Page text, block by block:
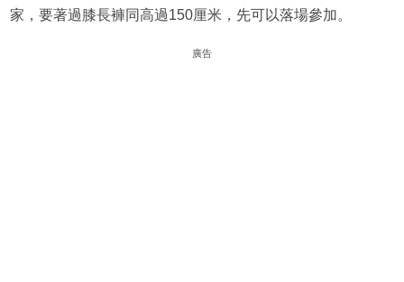
家，要著過膝長褲同高過150厘米，先可以落場參加。
廣告